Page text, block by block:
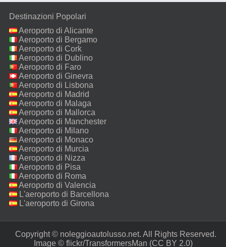
Destinazioni Popolari
Aeroporto di Alicante
Aeroporto di Bergamo
Aeroporto di Cork
Aeroporto di Dublino
Aeroporto di Faro
Aeroporto di Ginevra
Aeroporto di Lisbona
Aeroporto di Madrid
Aeroporto di Malaga
Aeroporto di Mallorca
Aeroporto di Manchester
Aeroporto di Milano
Malpensa
Aeroporto di Monaco
Aeroporto di Murcia
Aeroporto di Nizza
Aeroporto di Pisa
Aeroporto di Roma
Fiumicino
Aeroporto di Valencia
L'aeroporto di Barcellona
L'aeroporto di Girona
Copyright © noleggioautolusso.net. All Rights Reserved.‎
Image © flickr/TransformersMan (CC BY 2.0)‎